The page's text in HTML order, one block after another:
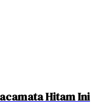
Hitam Ini